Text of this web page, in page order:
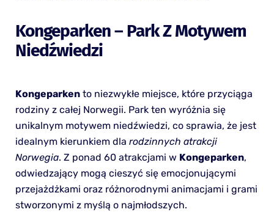
Kongeparken – Park Z Motywem
Niedźwiedzi
Kongeparkento niezwykłe miejsce, które przyciąga
rodziny z całej Norwegii. Park ten wyróżnia się
unikalnym motywem niedźwiedzi, co sprawia, że jest
idealnym kierunkiem dla rodzinnych atrakcji
Norwegia. Z ponad 60 atrakcjami w Kongeparken,
odwiedzający mogą cieszyć się emocjonującymi
przejażdżkami oraz różnorodnymi animacjami i grami
stworzonymi z myślą o najmłodszych.